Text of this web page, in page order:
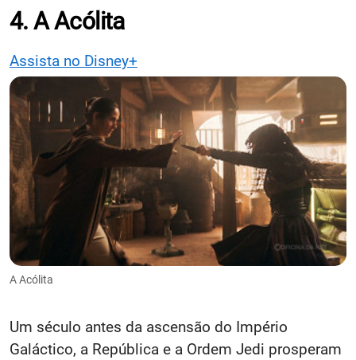
4. A Acólita
Assista no Disney+
A Acólita
Um século antes da ascensão do Império
Galáctico, a República e a Ordem Jedi prosperam